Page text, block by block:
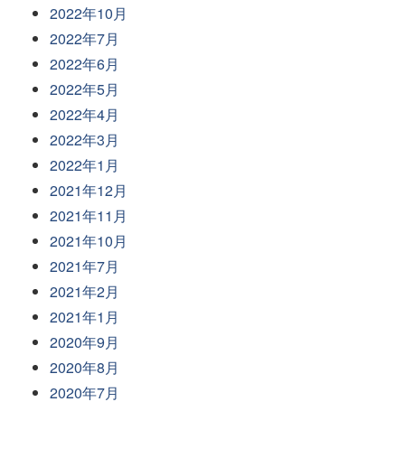
2022年10月
2022年7月
2022年6月
2022年5月
2022年4月
2022年3月
2022年1月
2021年12月
2021年11月
2021年10月
2021年7月
2021年2月
2021年1月
2020年9月
2020年8月
2020年7月